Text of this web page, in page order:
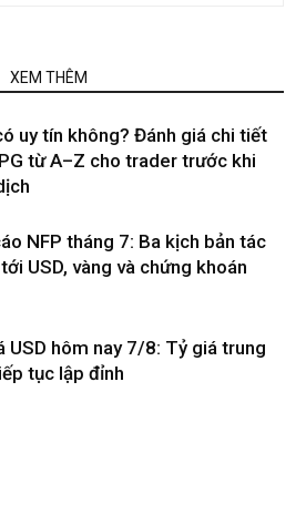
XEM THÊM
uy tín không? Đánh giá chi tiết
từ A–Z cho trader trước khi
NFP tháng 7: Ba kịch bản tác
USD, vàng và chứng khoán
USD hôm nay 7/8: Tỷ giá trung
tục lập đỉnh